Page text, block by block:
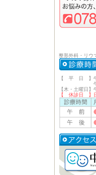
整形外科・リウ
【 平 日 】午
午後／
【木・土曜日
【 休診日 】